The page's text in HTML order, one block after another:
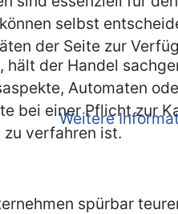
der Handel
Automaten
bei einer Pflicht zur
verfahren ist.
spürbar
selbst
der Seite zur
Weitere